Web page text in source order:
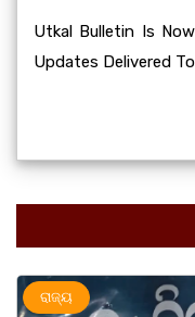
Utkal Bulletin Is
Updates Delivered
ଅପରାଧ ରାଜ୍ୟ